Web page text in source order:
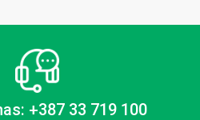
+387 33 719 100